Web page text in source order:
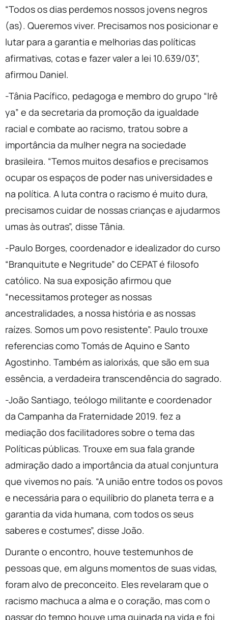
“Todos os dias perdemos nossos jovens negros
(as). Queremos viver. Precisamos nos posicionar e
lutar para a garantia e melhorias das políticas
afirmativas, cotas e fazer valer a lei 10.639/03”,
afirmou Daniel.
-Tânia Pacífico, pedagoga e membro do grupo “Irê
ya” e da secretaria da promoção da igualdade
racial e combate ao racismo, tratou sobre a
importância da mulher negra na sociedade
brasileira. “Temos muitos desafios e precisamos
ocupar os espaços de poder nas universidades e
na política. A luta contra o racismo é muito dura,
precisamos cuidar de nossas crianças e ajudarmos
umas às outras”, disse Tânia.
-Paulo Borges, coordenador e idealizador do curso
“Branquitute e Negritude” do CEPAT é filosofo
católico. Na sua exposição afirmou que
“necessitamos proteger as nossas
ancestralidades, a nossa história e as nossas
raízes. Somos um povo resistente”. Paulo trouxe
referencias como Tomás de Aquino e Santo
Agostinho. Também as ialorixás, que são em sua
essência, a verdadeira transcendência do sagrado.
-João Santiago, teólogo militante e coordenador
da Campanha da Fraternidade 2019. fez a
mediação dos facilitadores sobre o tema das
Políticas públicas. Trouxe em sua fala grande
admiração dado a importância da atual conjuntura
que vivemos no país. “A união entre todos os povos
e necessária para o equilíbrio do planeta terra e a
garantia da vida humana, com todos os seus
saberes e costumes”, disse João.
Durante o encontro, houve testemunhos de
pessoas que, em alguns momentos de suas vidas,
foram alvo de preconceito. Eles revelaram que o
racismo machuca a alma e o coração, mas com o
passar do tempo houve uma guinada na vida e foi